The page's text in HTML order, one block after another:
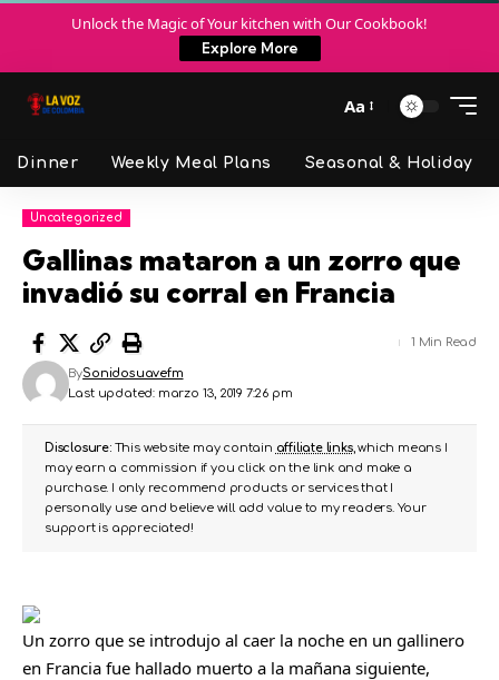
Unlock the Magic of Your kitchen with Our Cookbook!
Explore More
Aa
Dinner Weekly Meal Plans Seasonal & Holiday
Uncategorized
Gallinas mataron a un zorro que
invadió su corral en Francia
Last updated: marzo 13, 2019 7:26 pm
BySonidosuavefm
1 Min Read
Disclosure:This website may contain affiliate links, which means I
may earn a commission if you click on the link and make a
purchase. I only recommend products or services that I
personally use and believe will add value to my readers. Your
support is appreciated!
Un zorro que se introdujo al caer la noche en un gallinero
en Francia fue hallado muerto a la mañana siguiente,